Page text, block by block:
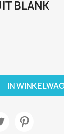
BLANK
IN